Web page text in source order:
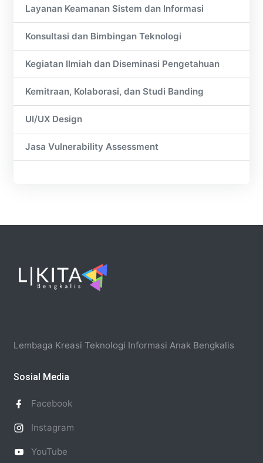
Layanan Keamanan Sistem dan Informasi
Konsultasi dan Bimbingan Teknologi
Kegiatan Ilmiah dan Diseminasi Pengetahuan
Kemitraan, Kolaborasi, dan Studi Banding
UI/UX Design
Jasa Vulnerability Assessment
Lembaga Kreasi Teknologi Informasi Anak Bengkalis
Sosial Media
Facebook
Instagram
YouTube